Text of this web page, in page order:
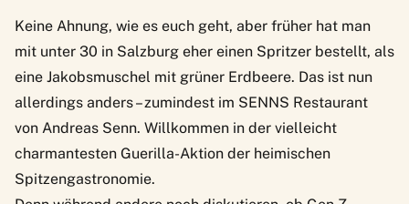
Keine Ahnung, wie es euch geht, aber früher hat man
mit unter 30 in Salzburg eher einen Spritzer bestellt, als
eine Jakobsmuschel mit grüner Erdbeere. Das ist nun
allerdings anders – zumindest im SENNS Restaurant
von Andreas Senn. Willkommen in der vielleicht
charmantesten Guerilla-Aktion der heimischen
Spitzengastronomie.